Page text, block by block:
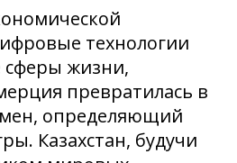
технологии
сферы жизни,
превратилась в
определяющий
Казахстан, будучи